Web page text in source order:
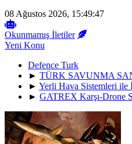
08 Ağustos 2026, 15:49:47
Okunmamış İletiler
Yeni Konu
Defence Turk
► TÜRK SAVUNMA
► Yerli Hava Sistemleri ile
► GATREX Karşı-Drone